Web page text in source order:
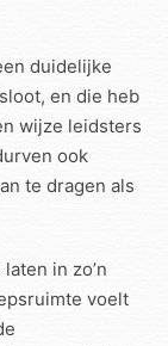
duidelijke
en die heb
wijze leidsters
ook
te dragen als
in zo’n
voelt